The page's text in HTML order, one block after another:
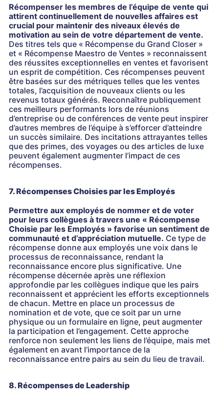
Récompenser les membres de l’équipe de vente qui
attirent continuellement de nouvelles affaires est
crucial pour maintenir des niveaux élevés de
motivation au sein de votre département de vente.
Des titres tels que « Récompense du Grand Closer »
et « Récompense Maestro de Ventes » reconnaissent
des réussites exceptionnelles en ventes et favorisent
un esprit de compétition. Ces récompenses peuvent
être basées sur des métriques telles que les ventes
totales, l’acquisition de nouveaux clients ou les
revenus totaux générés. Reconnaître publiquement
ces meilleurs performants lors de réunions
d’entreprise ou de conférences de vente peut inspirer
d’autres membres de l’équipe à s’efforcer d’atteindre
un succès similaire. Des incitations attrayantes telles
que des primes, des voyages ou des articles de luxe
peuvent également augmenter l’impact de ces
récompenses.
7. Récompenses Choisies par les Employés
Permettre aux employés de nommer et de voter
pour leurs collègues à travers une « Récompense
Choisie par les Employés » favorise un sentiment de
communauté et d’appréciation mutuelle. Ce type de
récompense donne aux employés une voix dans le
processus de reconnaissance, rendant la
reconnaissance encore plus significative. Une
récompense décernée après une réflexion
approfondie par les collègues indique que les pairs
reconnaissent et apprécient les efforts exceptionnels
de chacun. Mettre en place un processus de
nomination et de vote, que ce soit par un urne
physique ou un formulaire en ligne, peut augmenter
la participation et l’engagement. Cette approche
renforce non seulement les liens de l’équipe, mais met
également en avant l’importance de la
reconnaissance entre pairs au sein du lieu de travail.
8. Récompenses de Leadership